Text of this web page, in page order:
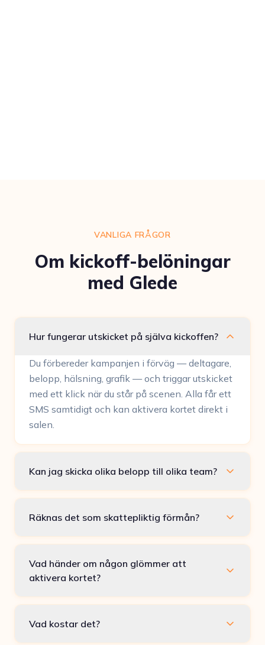
VANLIGA FRÅGOR
Om kickoff-belöningar
med Glede
Hur fungerar utskicket på själva kickoffen?
Du förbereder kampanjen i förväg — deltagare,
belopp, hälsning, grafik — och triggar utskicket
med ett klick när du står på scenen. Alla får ett
SMS samtidigt och kan aktivera kortet direkt i
salen.
Kan jag skicka olika belopp till olika team?
Räknas det som skattepliktig förmån?
Vad händer om någon glömmer att
aktivera kortet?
Vad kostar det?